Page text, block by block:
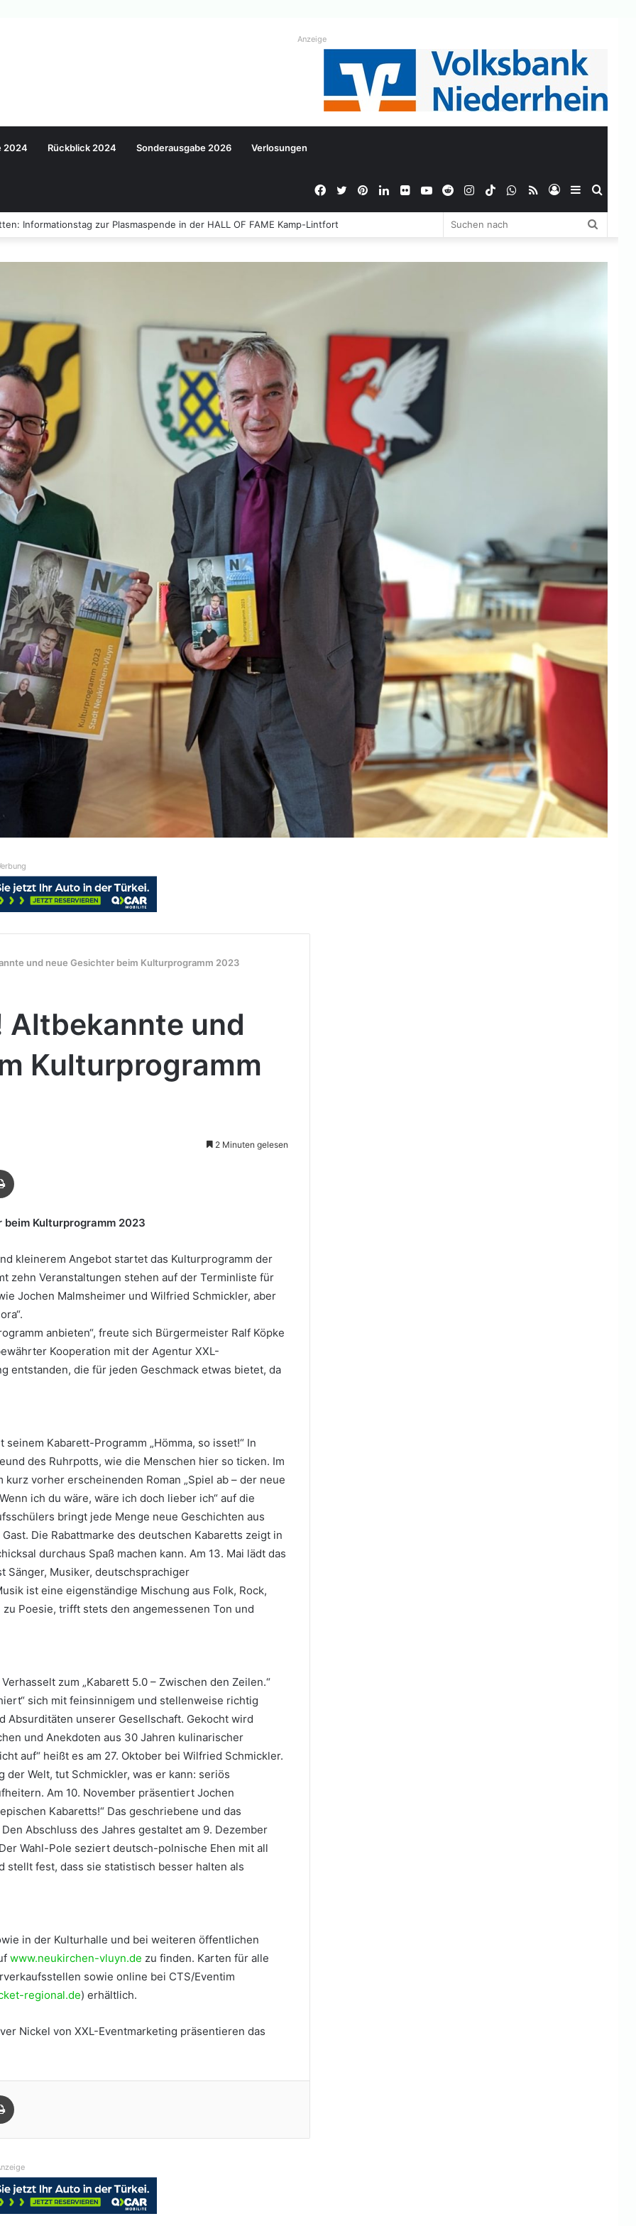
Anzeige
2024 Rückblick 2024 Sonderausgabe 2026 Verlosungen
Sidebar
Anmelden
RSS
WhatsApp
TikTok
Instagram
Reddit
YouTube
Flickr
LinkedIn
Pinterest
Twitter
Facebook
Informationstag zur Plasmaspende in der HALL OF FAME Kamp-Lintfort
und neue Gesichter beim Kulturprogramm 2023
Altbekannte und
Kulturprogramm
2 Minuten gelesen
Kulturprogramm 2023
kleinerem Angebot startet das Kulturprogramm der
zehn Veranstaltungen stehen auf der Terminliste für
Jochen Malmsheimer und Wilfried Schmickler, aber
anbieten“, freute sich Bürgermeister Ralf Köpke
Kooperation mit der Agentur XXL-
entstanden, die für jeden Geschmack etwas bietet, da
Kabarett-Programm „Hömma, so isset!“ In
des Ruhrpotts, wie die Menschen hier so ticken. Im
vorher erscheinenden Roman „Spiel ab – der neue
ich du wäre, wäre ich doch lieber ich“ auf die
bringt jede Menge neue Geschichten aus
Die Rabattmarke des deutschen Kabaretts zeigt in
durchaus Spaß machen kann. Am 13. Mai lädt das
Sänger, Musiker, deutschsprachiger
ist eine eigenständige Mischung aus Folk, Rock,
zu Poesie, trifft stets den angemessenen Ton und
zum „Kabarett 5.0 – Zwischen den Zeilen.“
sich mit feinsinnigem und stellenweise richtig
unserer Gesellschaft. Gekocht wird
und Anekdoten aus 30 Jahren kulinarischer
auf“ heißt es am 27. Oktober bei Wilfried Schmickler.
Welt, tut Schmickler, was er kann: seriös
Am 10. November präsentiert Jochen
Kabaretts!“ Das geschriebene und das
Abschluss des Jahres gestaltet am 9. Dezember
Wahl-Pole seziert deutsch-polnische Ehen mit all
fest, dass sie statistisch besser halten als
in der Kulturhalle und bei weiteren öffentlichen
www.neukirchen-vluyn.de zu finden. Karten für alle
sowie online bei CTS/Eventim
regional.de) erhältlich.
Nickel von XXL-Eventmarketing präsentieren das